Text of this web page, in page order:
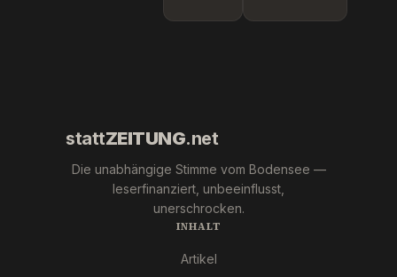
stattZEITUNG.net
Die unabhängige Stimme vom Bodensee —
leserfinanziert, unbeeinflusst,
unerschrocken.
INHALT
Artikel